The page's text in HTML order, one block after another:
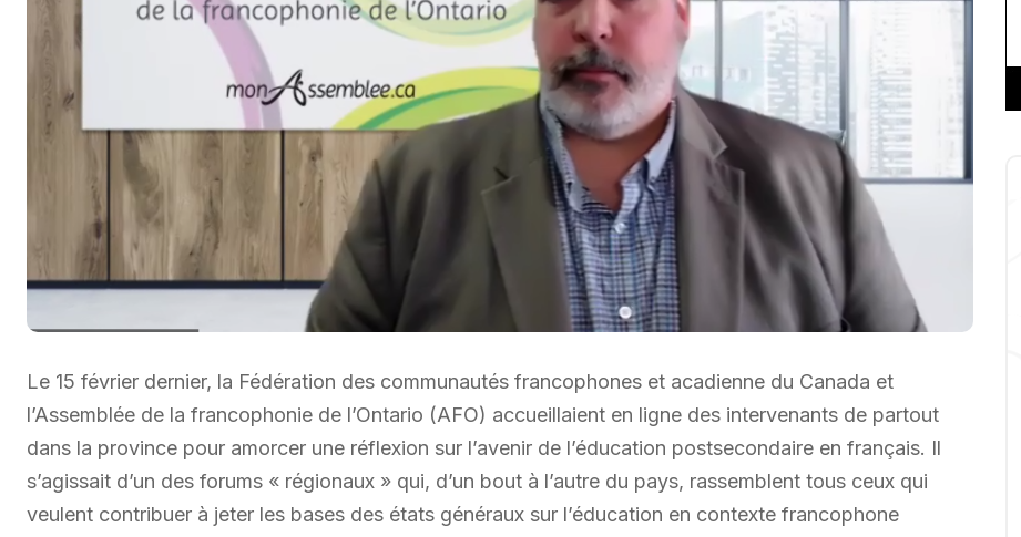
Le 15 février dernier, la Fédération des communautés francophones et acadienne du Canada et
l’Assemblée de la francophonie de l’Ontario (AFO) accueillaient en ligne des intervenants de partout
dans la province pour amorcer une réflexion sur l’avenir de l’éducation postsecondaire en français. Il
s’agissait d’un des forums « régionaux » qui, d’un bout à l’autre du pays, rassemblent tous ceux qui
veulent contribuer à jeter les bases des états généraux sur l’éducation en contexte francophone